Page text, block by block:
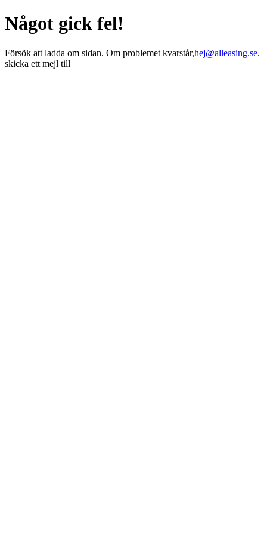
Något gick fel!
Försök att ladda om sidan. Om problemet kvarstår,hej@alleasing.se.
skicka ett mejl till